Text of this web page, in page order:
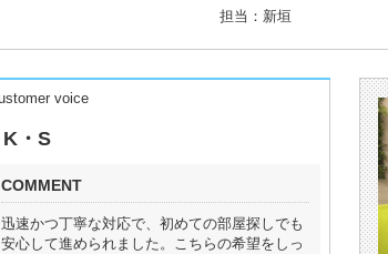
担当：新垣
voice
K・S
COMMENT
迅速かつ丁寧な対応で、初めての部屋探しでも
安心して進められました。こちらの希望をしっ